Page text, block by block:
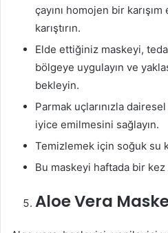
çayını homojen bir
karıştırın.
Elde ettiğiniz maskeyi,
bölgeye uygulayın ve
bekleyin.
Parmak uçlarınızla
iyice emilmesini sağlayın.
Temizlemek için soğuk su
Bu maskeyi haftada bir
Aloe Vera